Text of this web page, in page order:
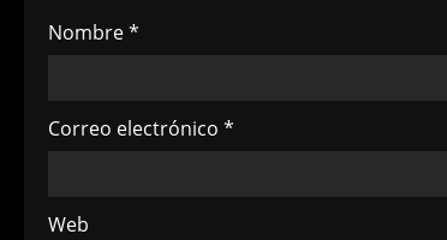
n
Nombre*
Correo electrónico *
Web